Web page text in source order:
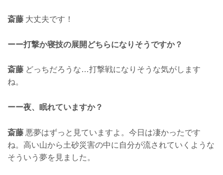
斎藤 大丈夫です！
ーー打撃か寝技の展開どちらになりそうですか？
斎藤 どっちだろうな…打撃戦になりそうな気がします
ね。
ーー夜、眠れていますか？
斎藤 悪夢はずっと見ていますよ。今日は凄かったです
ね。高い山から土砂災害の中に自分が流されていくような
そういう夢を見ました。